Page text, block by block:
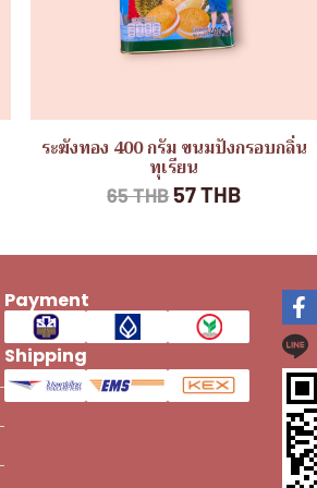
ระฆังทอง 400 กรัม ขนมปังกรอบกลิ่น
ทุเรียน
65 THB57 THB
Payment
Shipping